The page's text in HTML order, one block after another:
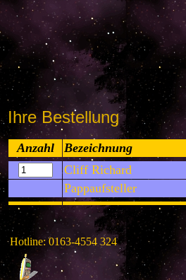
Ihre Bestellung
Anzahl Bezeichnung
Cliff Richard
Pappaufsteller
Hotline: 0163-4554 324